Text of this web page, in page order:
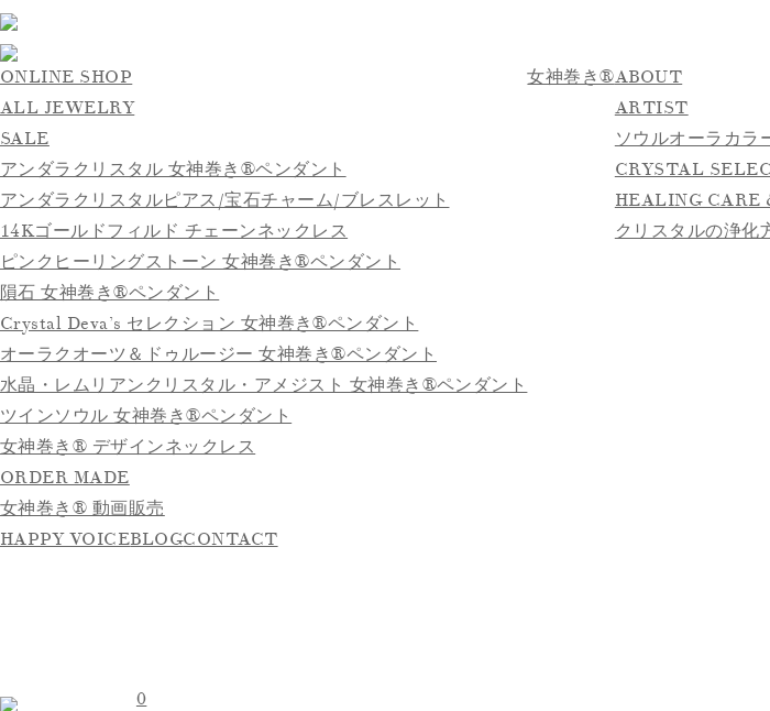
ONLINE SHOP
ALL JEWELRY
SALE
アンダラクリスタル 女神巻き®ペンダント
アンダラクリスタルピアス/宝石チャーム/ブレスレット
14Kゴールドフィルド チェーンネックレス
ピンクヒーリングストーン 女神巻き®ペンダント
隕石 女神巻き®ペンダント
Crystal Deva’s セレクション 女神巻き®ペンダント
オーラクオーツ＆ドゥルージー 女神巻き®ペンダント
水晶・レムリアンクリスタル・アメジスト 女神巻き®ペンダント
ツインソウル 女神巻き®ペンダント
女神巻き® デザインネックレス
ORDER MADE
女神巻き® 動画販売
女神巻き®ABOUT
ARTIST
ソウルオーラカラ
CRYSTAL
HEALING CARE
クリスタルの浄化
HAPPY VOICEBLOGCONTACT
0